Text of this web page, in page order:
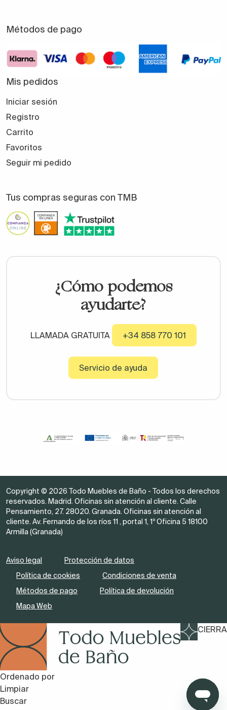
Métodos de pago
Mis pedidos
Iniciar sesión
Registro
Carrito
Favoritos
Seguir mi pedido
Tus compras seguras con TMB
¿Cómo podemos
ayudarte?
LLAMADA GRATUITA +34 858 770 101
Servicio de ayuda
Copyright © 2026 Todo Muebles de Baño - Todos los derechos
reservados. Madrid. Oficinas sin atención al cliente. Calle
Pensamiento, 27. 28020. Granada. Oficinas sin atención al
cliente. Av. Fernando de los ríos 11 , portal 1, 1º Oficina 5 18100
Armilla (Granada)
Aviso legal
Protección de datos
Política de cookies
Condiciones de venta
Métodos de pago
Política de devolución
Mapa Web
CIERRA
Ordenado por
Limpiar
Buscar